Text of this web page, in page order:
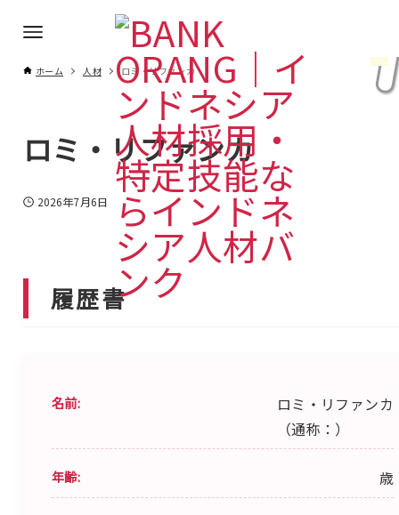
ホーム 人材 ロミ・リファンカ
ロミ・リファンカ
2026年7月6日
履歴書
名前:
ロミ・リファンカ
（通称：）
年齢: 歳